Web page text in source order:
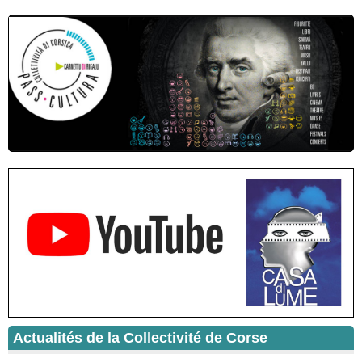
Conférence théâtralisée : "Théodore, l’homme qui voulut être
roi des Corses" animée par Benjamin Casinelli - Salle du Conseil
municipal - Zonza
Conférence : "Pratiques magico-religieuses et rituels de
protection de la Corse agro-pastorale" animée par Jean-Jacques
Andreani - Bucugnà / Zonza
Residenza di scrittura di Angela Nicolai, Trà Corsica è
Sardegna - Mediateca di castagniccia Mare è monti - I Fulelli
Résidence d’écriture et de recherche de l’écrivaine Cécilia
Médiathèque de Castagniccia Mare et Monti - I Fulelli
Rencontre / dédicace avec Lucrèce Luciani autour de son
livre « La ballade du pendu du Niolu» - Mediateca territuriale di
Santa Lucia di Tallà
Mise en musique d’un livre jeunesse par Annik Meschinet,
musicienne pédagogue : Ateliers d’expression sonore, vocale,
rythmique et corporelle - Mediateca territuriale di Santa Lucia di
! Événement reporté ! Cycle de conférences peinture animé
par Alexandre Dominati - Mediateca territuriale di Santa Lucia di
Tallà
Actualités de la Collectivité de Corse